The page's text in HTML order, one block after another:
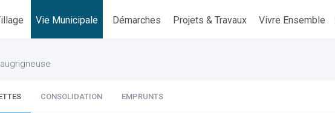
Vie Municipale Démarches Projets & Travaux Vivre Ensemble
CONSOLIDATION EMPRUNTS